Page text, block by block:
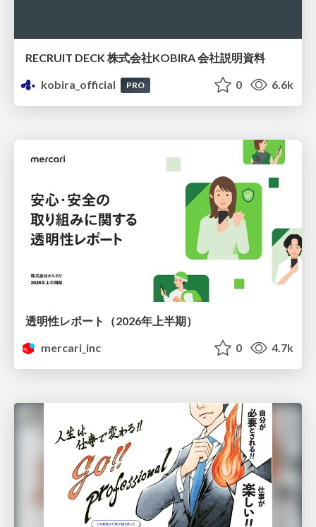
RECRUIT DECK 株式会社KOBIRA 会社説明資料
kobira_official
PRO 0 6.6k
透明性レポート（2026年上半期）
mercari_inc
0 4.7k